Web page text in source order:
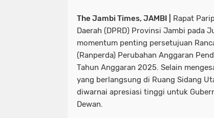
The Jambi Times, JAMBI |
Rapat
Daerah (DPRD) Provinsi Jambi pada
momentum penting persetujuan
(Ranperda) Perubahan Anggaran
Tahun Anggaran 2025. Selain
yang berlangsung di Ruang Sidang
diwarnai apresiasi tinggi untuk
Dewan.